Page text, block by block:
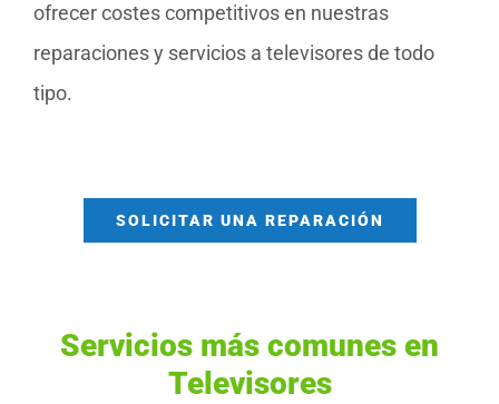
ofrecer costes competitivos en nuestras
reparaciones y servicios a televisores de todo
tipo.
SOLICITAR UNA REPARACIÓN
Servicios más comunes en
Televisores